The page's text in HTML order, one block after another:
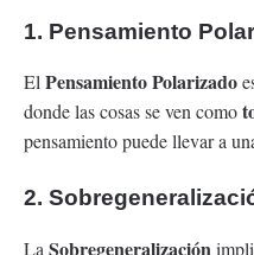
1. Pensamiento
ElPensamiento Polarizado
donde las cosas se ven como
pensamiento puede llevar a
2.
La Sobregeneralización